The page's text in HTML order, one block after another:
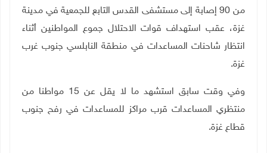
من 90 إصابة إلى مستشفى القدس التابع للجمعية في مدينة
غزة، عقب استهداف قوات الاحتلال جموع المواطنين أثناء
انتظار شاحنات المساعدات في منطقة النابلسي جنوب غرب
غزة.
وفي وقت سابق استشهد ما لا يقل عن 15 مواطنا من
منتظري المساعدات قرب مراكز للمساعدات في رفح جنوب
قطاع غزة.